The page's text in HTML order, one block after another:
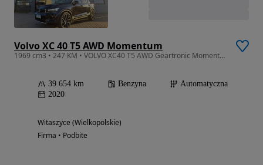
Volvo XC 40 T5 AWD Momentum
1969 cm3 • 247 KM • VOLVO XC40 T5 AWD Geartronic Momentum
39 654 km Benzyna
Automatyczna
2020
Witaszyce (Wielkopolskie)
Firma • Podbite